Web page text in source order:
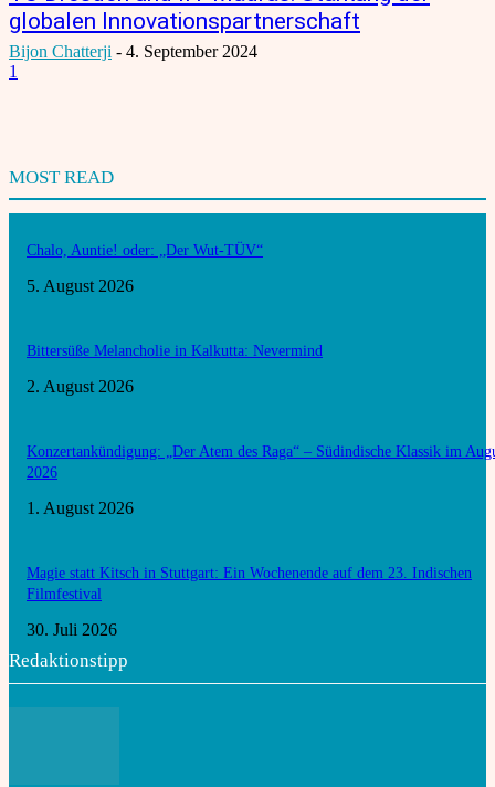
globalen Innovationspartnerschaft
Bijon Chatterji - 4. September 2024
1
MOST READ
Chalo, Auntie! oder: „Der Wut-TÜV“
5. August 2026
Bittersüße Melancholie in Kalkutta: Nevermind
2. August 2026
Konzertankündigung: „Der Atem des Raga“ – Südindische Klassik im
2026
1. August 2026
Magie statt Kitsch in Stuttgart: Ein Wochenende auf dem 23. Indischen
Filmfestival
30. Juli 2026
Redaktionstipp